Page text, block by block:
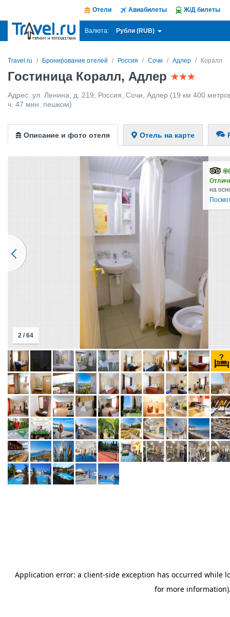
Отели Авиабилеты Ж/Д билеты
Валюта: Рубли (RUB)
Travel.ru Бронирование отелей Россия Сочи Адлер Коралл
Гостиница Коралл, Адлер
Адрес: ул. Ленина, д. 219 Россия Сочи Адлер (19 км 400
ч. 47 мин. пешком)
Описание и фото отеля Отель на карте
на
2 / 64